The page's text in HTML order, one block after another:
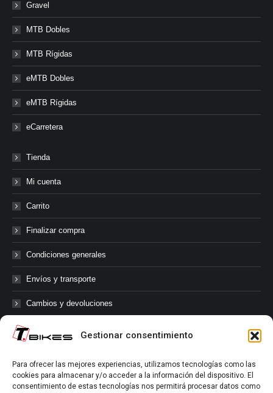
Gestionar consentimiento
Para ofrecer las mejores experiencias, utilizamos tecnologías como las
cookies para almacenar y/o acceder a la información del dispositivo. El
consentimiento de estas tecnologías nos permitirá procesar datos como
Gravel
MTB Dobles
MTB Rígidas
eMTB Dobles
eMTB Rígidas
eCarretera
Tienda
Mi cuenta
Carrito
Finalizar compra
Condiciones generales
Envíos y transporte
Cambios y devoluciones
@tbikes.cat #tbikes
Síguenos en las redes sociales de Tbikes, mantente informado de